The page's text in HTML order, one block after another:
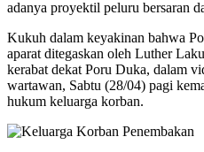
adanya proyektil peluru bersaran
Kukuh dalam keyakinan bahwa
aparat ditegaskan oleh Luther
kerabat dekat Poru Duka, dalam
wartawan, Sabtu (28/04) pagi
hukum keluarga korban.